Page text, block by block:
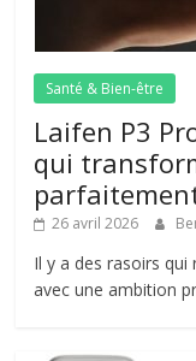
Santé & Bien-être
Laifen P3
qui
26 avril 2026
Il y a des rasoirs qui
avec une ambition